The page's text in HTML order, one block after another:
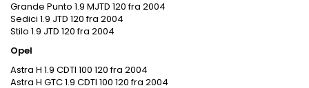
Grande Punto 1.9 MJTD 120 fra 2004
Sedici 1.9 JTD 120 fra 2004
Stilo 1.9 JTD 120 fra 2004
Opel
Astra H 1.9 CDTI 100 120 fra 2004
Astra H GTC 1.9 CDTI 100 120 fra 2004